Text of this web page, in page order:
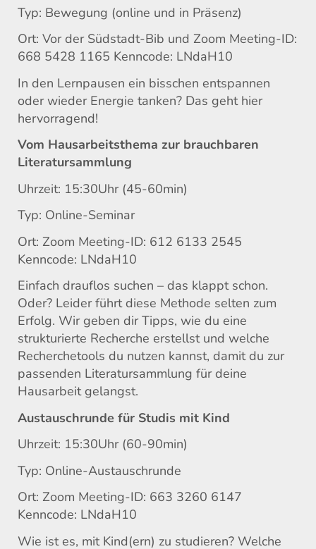
Typ: Bewegung (online und in Präsenz)
Ort: Vor der Südstadt-Bib und Zoom Meeting-ID:
668 5428 1165 Kenncode: LNdaH10
In den Lernpausen ein bisschen entspannen
oder wieder Energie tanken? Das geht hier
hervorragend!
Vom Hausarbeitsthema zur brauchbaren
Literatursammlung
Uhrzeit: 15:30Uhr (45-60min)
Typ: Online-Seminar
Ort: Zoom Meeting-ID: 612 6133 2545
Kenncode: LNdaH10
Einfach drauflos suchen – das klappt schon.
Oder? Leider führt diese Methode selten zum
Erfolg. Wir geben dir Tipps, wie du eine
strukturierte Recherche erstellst und welche
Recherchetools du nutzen kannst, damit du zur
passenden Literatursammlung für deine
Hausarbeit gelangst.
Austauschrunde für Studis mit Kind
Uhrzeit: 15:30Uhr (60-90min)
Typ: Online-Austauschrunde
Ort: Zoom Meeting-ID: 663 3260 6147
Kenncode: LNdaH10
Wie ist es, mit Kind(ern) zu studieren? Welche